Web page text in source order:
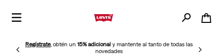
Regístrate, obtén un15% adicionaly mantente al tanto de todas las
novedades